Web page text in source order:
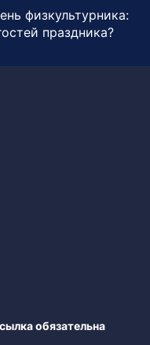
физкультурника:
праздника?
обязательна